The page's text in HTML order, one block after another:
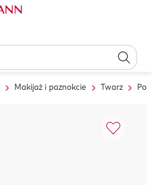
Makijaż i paznokcie Twarz